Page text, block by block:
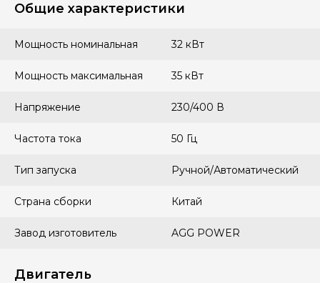
Общие характеристики
Мощность номинальная 32 кВт
Мощность максимальная 35 кВт
Напряжение 230/400 В
Частота тока 50 Гц
Тип запуска Ручной/Автоматический
Страна сборки Китай
Завод изготовитель AGG POWER
Двигатель